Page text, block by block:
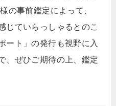
の事前鑑定によって、
じていらっしゃるとのこ
ート」の発行も視野に入
、ぜひご期待の上、鑑定